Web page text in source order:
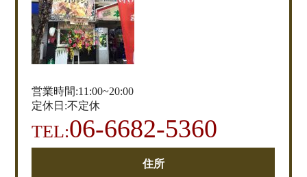
営業時間:11:00~20:00
定休日:不定休
TEL:06-6682-5360
住所